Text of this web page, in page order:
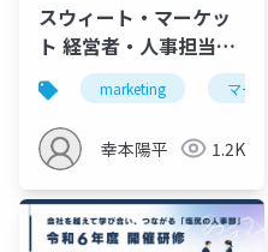
スウィート・マーケッ
ト 経営者・人事担当者
向け資料marketing マー
幸本陽平 1.2K